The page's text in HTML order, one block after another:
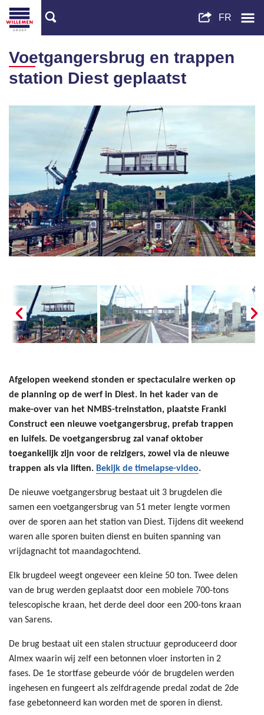
Voetgangersbrug en trappen
station Diest geplaatst
Afgelopen weekend stonden er spectaculaire werken op
de planning op de werf in Diest. In het kader van de
make-over van het NMBS-treinstation, plaatste Franki
Construct een nieuwe voetgangersbrug, prefab trappen
en luifels. De voetgangersbrug zal vanaf oktober
toegankelijk zijn voor de reizigers, zowel via de nieuwe
trappen als via liften. Bekijk de timelapse-video.
De nieuwe voetgangersbrug bestaat uit 3 brugdelen die
samen een voetgangersbrug van 51 meter lengte vormen
over de sporen aan het station van Diest. Tijdens dit weekend
waren alle sporen buiten dienst en buiten spanning van
vrijdagnacht tot maandagochtend.
Elk brugdeel weegt ongeveer een kleine 50 ton. Twee delen
van de brug werden geplaatst door een mobiele 700-tons
telescopische kraan, het derde deel door een 200-tons kraan
van Sarens.
De brug bestaat uit een stalen structuur geproduceerd door
Almex waarin wij zelf een betonnen vloer instorten in 2
fases. De 1e stortfase gebeurde vóór de brugdelen werden
ingehesen en fungeert als zelfdragende predal zodat de 2de
fase gebetonneerd kan worden met de sporen in dienst.